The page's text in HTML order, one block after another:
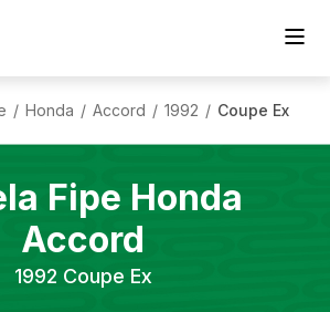
/ Honda / Accord / 1992 / Coupe Ex
Fipe Honda
Accord
1992 Coupe Ex